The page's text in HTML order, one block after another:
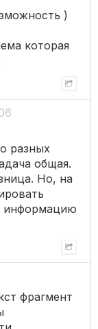
)
которая
разных
общая.
Но, на
информацию
фрагмент